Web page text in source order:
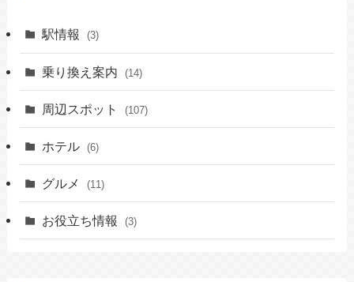
駅情報 (3)
乗り換え案内 (14)
周辺スポット (107)
ホテル (6)
グルメ (11)
お役立ち情報 (3)